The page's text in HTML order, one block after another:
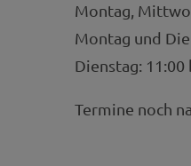
Montag,
Montag und
Dienstag: 11:00
Termine noch